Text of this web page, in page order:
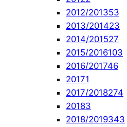
2012/201353
2013/201423
2014/201527
2015/2016103
2016/201746
20171
2017/2018274
20183
2018/2019343